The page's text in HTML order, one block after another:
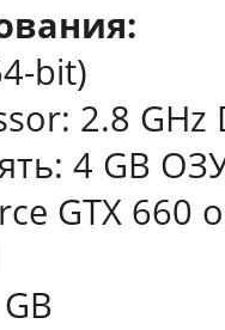
bit)
2.8 GHz
4 GB
GTX